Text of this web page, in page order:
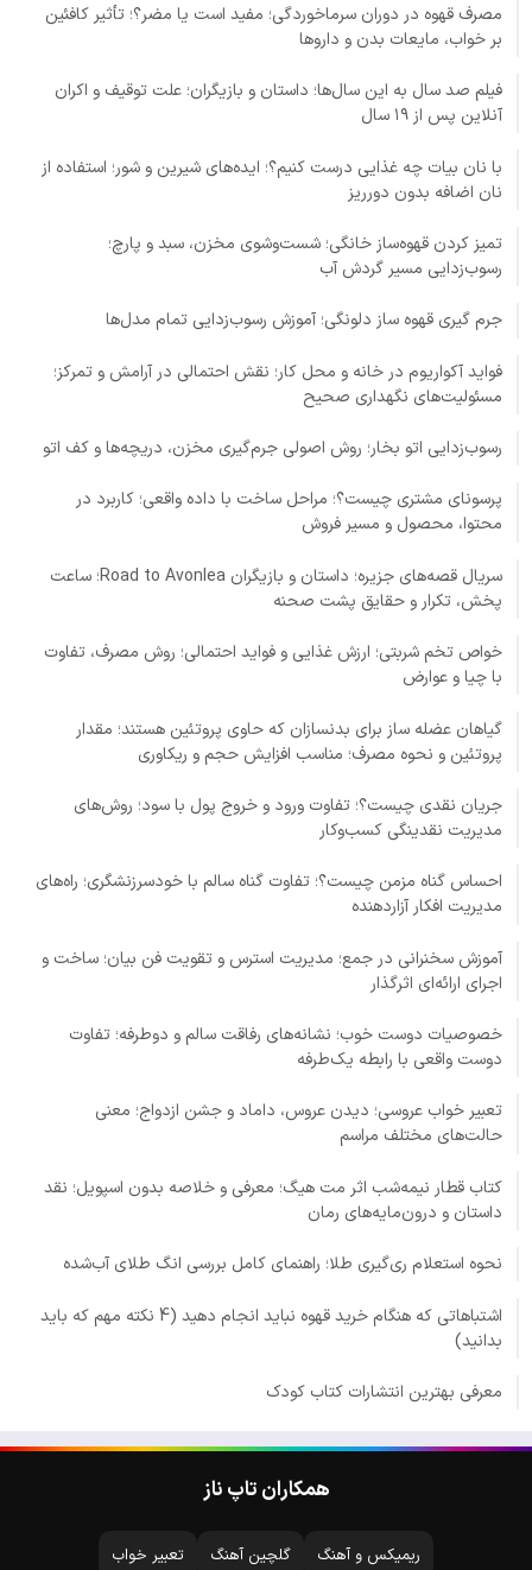
مصرف قهوه در دوران سرماخوردگی؛ مفید است یا مضر؟؛ تأثیر کافئین
بر خواب، مایعات بدن و داروها
فیلم صد سال به این سال‌ها؛ داستان و بازیگران؛ علت توقیف و اکران
آنلاین پس از ۱۹ سال
با نان بیات چه غذایی درست کنیم؟؛ ایده‌های شیرین و شور؛ استفاده از
نان اضافه بدون دورریز
تمیز کردن قهوه‌ساز خانگی؛ شست‌وشوی مخزن، سبد و پارچ؛
رسوب‌زدایی مسیر گردش آب
جرم گیری قهوه ساز دلونگی؛ آموزش رسوب‌زدایی تمام مدل‌ها
فواید آکواریوم در خانه و محل کار؛ نقش احتمالی در آرامش و تمرکز؛
مسئولیت‌های نگهداری صحیح
رسوب‌زدایی اتو بخار؛ روش اصولی جرم‌گیری مخزن، دریچه‌ها و کف اتو
پرسونای مشتری چیست؟؛ مراحل ساخت با داده واقعی؛ کاربرد در
محتوا، محصول و مسیر فروش
سریال قصه‌های جزیره؛ داستان و بازیگران Road to Avonlea؛ ساعت
پخش، تکرار و حقایق پشت صحنه
خواص تخم شربتی؛ ارزش غذایی و فواید احتمالی؛ روش مصرف، تفاوت
با چیا و عوارض
گیاهان عضله ساز برای بدنسازان که حاوی پروتئین هستند؛ مقدار
پروتئین و نحوه مصرف؛ مناسب افزایش حجم و ریکاوری
جریان نقدی چیست؟؛ تفاوت ورود و خروج پول با سود؛ روش‌های
مدیریت نقدینگی کسب‌وکار
احساس گناه مزمن چیست؟؛ تفاوت گناه سالم با خودسرزنشگری؛ راه‌های
مدیریت افکار آزاردهنده
آموزش سخنرانی در جمع؛ مدیریت استرس و تقویت فن بیان؛ ساخت و
اجرای ارائه‌ای اثرگذار
خصوصیات دوست خوب؛ نشانه‌های رفاقت سالم و دوطرفه؛ تفاوت
دوست واقعی با رابطه یک‌طرفه
تعبیر خواب عروسی؛ دیدن عروس، داماد و جشن ازدواج؛ معنی
حالت‌های مختلف مراسم
کتاب قطار نیمه‌شب اثر مت هیگ؛ معرفی و خلاصه بدون اسپویل؛ نقد
داستان و درون‌مایه‌های رمان
نحوه استعلام ری‌گیری طلا؛ راهنمای کامل بررسی انگ طلای آب‌شده
اشتباهاتی که هنگام خرید قهوه نباید انجام دهید (4 نکته مهم که باید
بدانید)
معرفی بهترین انتشارات کتاب کودک
همکاران تاپ ناز
ریمیکس و آهنگ گلچین آهنگ تعبیر خواب